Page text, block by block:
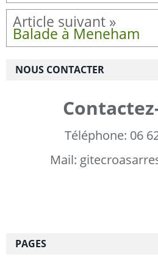
Balade à Meneham
PAGES
NOUS CONTACTER
Téléphone: 06
Mail: